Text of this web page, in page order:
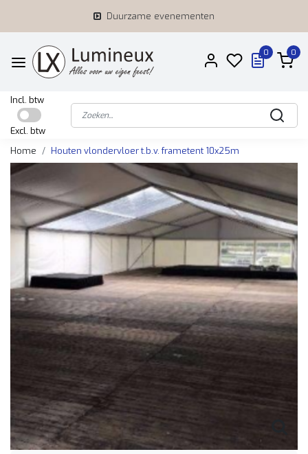
Duurzame evenementen
0 0
Incl. btw
Excl. btw
Home
Houten vlondervloer t.b.v. frametent 10x25m